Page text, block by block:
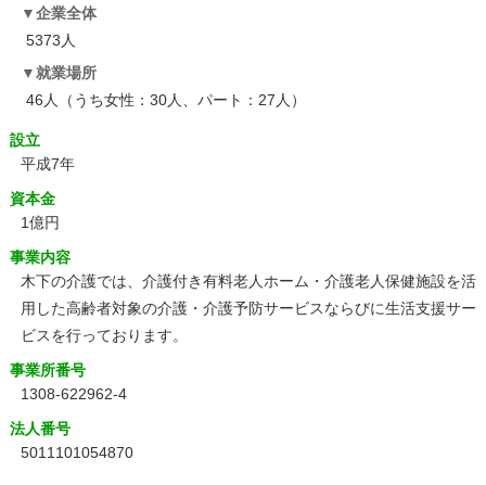
企業全体
5373人
就業場所
46人（うち女性：30人、パート：27人）
設立
平成7年
資本金
1億円
事業内容
木下の介護では、介護付き有料老人ホーム・介護老人保健施設を活
用した高齢者対象の介護・介護予防サービスならびに生活支援サー
ビスを行っております。
事業所番号
1308-622962-4
法人番号
5011101054870